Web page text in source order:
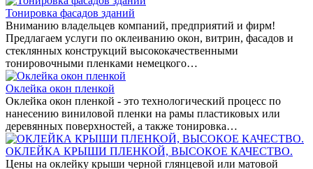
Тонировка фасадов зданий
Вниманию владельцев компаний, предприятий и фирм!
Предлагаем услуги по оклеиванию окон, витрин, фасадов и
стеклянных конструкций высококачественными
тонировочными пленками немецкого…
Оклейка окон пленкой
Оклейка окон пленкой - это технологический процесс по
нанесению виниловой пленки на рамы пластиковых или
деревянных поверхностей, а также тонировка…
ОКЛЕЙКА КРЫШИ ПЛЕНКОЙ, ВЫСОКОЕ КАЧЕСТВО.
Цены на оклейку крыши черной глянцевой или матовой